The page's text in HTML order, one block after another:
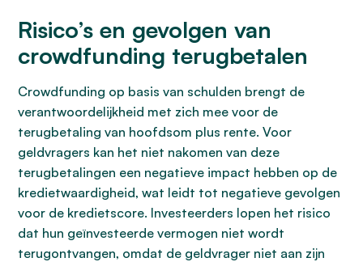
Risico’s en gevolgen van
crowdfunding terugbetalen
Crowdfunding op basis van schulden brengt de
verantwoordelijkheid met zich mee voor de
terugbetaling van hoofdsom plus rente. Voor
geldvragers kan het niet nakomen van deze
terugbetalingen een negatieve impact hebben op de
kredietwaardigheid, wat leidt tot negatieve gevolgen
voor de kredietscore. Investeerders lopen het risico
dat hun geïnvesteerde vermogen niet wordt
terugontvangen, omdat de geldvrager niet aan zijn